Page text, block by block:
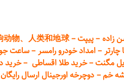
زاده –پیپت–
物、人类和地球
–امداد خودرورامسر –ساعت
مگنت–خرید طلا اقساطی –خرید
خم– دوچرخه اورجینال ارسال